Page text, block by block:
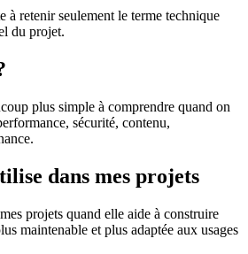
à retenir seulement le terme technique
du projet.
plus simple à comprendre quand on
sécurité, contenu,
dans mes projets
projets quand elle aide à construire
maintenable et plus adaptée aux usages